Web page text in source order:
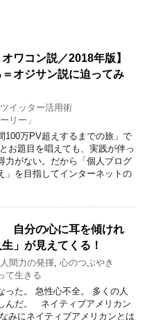
オワコン説／2018年版】
オジサン説に迫ってみ
ツイッター活用術
リー」
100万PV超えするまでの旅」で
お題目を唱えても、実践が伴っ
力がない。だから「個人ブログ
」を目指してインターネットの
自分の心に耳を傾けれ
」が見えてくる！
人間力の発揮 心のつぶやき
て生きる
った。 急性心不全。 多くの人
んだ。 ネイティブアメリカン
みにネイティブアメリカンとは